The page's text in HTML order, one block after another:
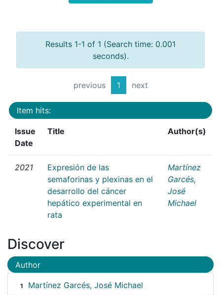
Results 1-1 of 1 (Search time: 0.001
seconds).
previous 1 next
Item hits:
Issue
Date
Title Author(s)
2021
Expresión de las
semaforinas y plexinas en el
desarrollo del cáncer
hepático experimental en
rata
Martínez
Garcés,
José
Michael
Discover
Author
1 Martínez Garcés, José Michael